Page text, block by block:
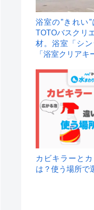
浴室の”きれい
TOTOバスクリ
材。浴室「シ
「浴室クリアキ
カビキラーと
は？使う場所で